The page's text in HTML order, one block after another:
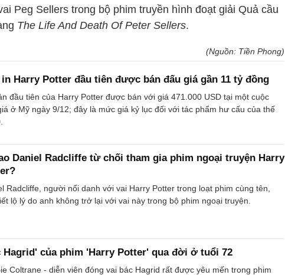
Peg Sellers trong bộ phim truyền hình đoạt giải Quả cầu
The Life And Death Of Peter Sellers.
(Nguồn: Tiền Phong)
in Harry Potter đầu tiên được bán đấu giá gần 11 tỷ đồng
đầu tiên của Harry Potter được bán với giá 471.000 USD tại một cuộc
ở Mỹ ngày 9/12; đây là mức giá kỷ lục đối với tác phẩm hư cấu của thế
Daniel Radcliffe từ chối tham gia phim ngoại truyện Harry
Radcliffe, người nổi danh với vai Harry Potter trong loạt phim cùng tên,
lộ lý do anh không trở lại với vai này trong bộ phim ngoại truyện.
Hagrid' của phim 'Harry Potter' qua đời ở tuổi 72
Coltrane - diễn viên đóng vai bác Hagrid rất được yêu mến trong phim